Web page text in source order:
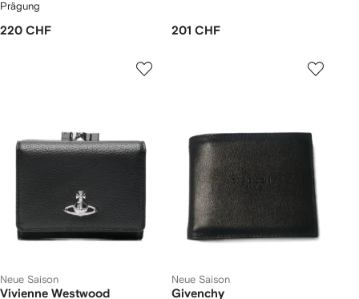
Prägung
220 CHF 201 CHF
Neue Saison
Vivienne Westwood
Neue Saison
Givenchy